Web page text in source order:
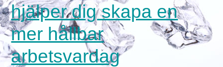
hjälper dig skapa en
mer hållbar
arbetsvardag